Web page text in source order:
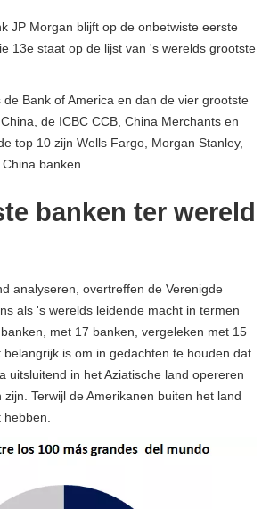
JP Morgan blijft op de onbetwiste eerste
13e staat op de lijst van 's werelds grootste
de Bank of America en dan de vier grootste
de ICBC CCB, China Merchants en
top 10 zijn Wells Fargo, Morgan Stanley,
banken.
banken ter wereld
analyseren, overtreffen de Verenigde
als 's werelds leidende macht in termen
met 17 banken, vergeleken met 15
belangrijk is om in gedachten te houden dat
uitsluitend in het Aziatische land opereren
Terwijl de Amerikanen buiten het land